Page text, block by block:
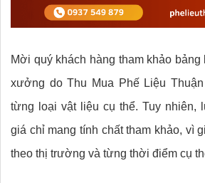
Mời quý khách hàng tham khảo
xưởng do Thu Mua Phế Liệu
từng loại vật liệu cụ thể. Tuy nhiên,
giá chỉ mang tính chất tham khảo, vì
theo thị trường và từng thời điểm cụ